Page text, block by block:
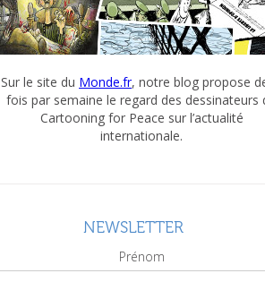
Sur le site du Monde.fr, notre blog propose
fois par semaine le regard des dessinateurs
Cartooning for Peace sur l’actualité
internationale.
NEWSLETTER
Prénom